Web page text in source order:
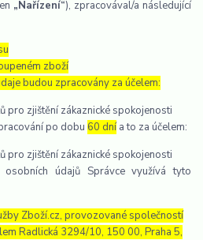
„Nařízení“), zpracovával/a následující
zboží
budou zpracovány za účelem:
pro zjištění zákaznické spokojenosti
po dobu 60 dnía to za účelem:
pro zjištění zákaznické spokojenosti
osobních údajů Správce využívá tyto
Zboží.cz, provozované společností
Radlická 3294/10, 150 00, Praha 5,